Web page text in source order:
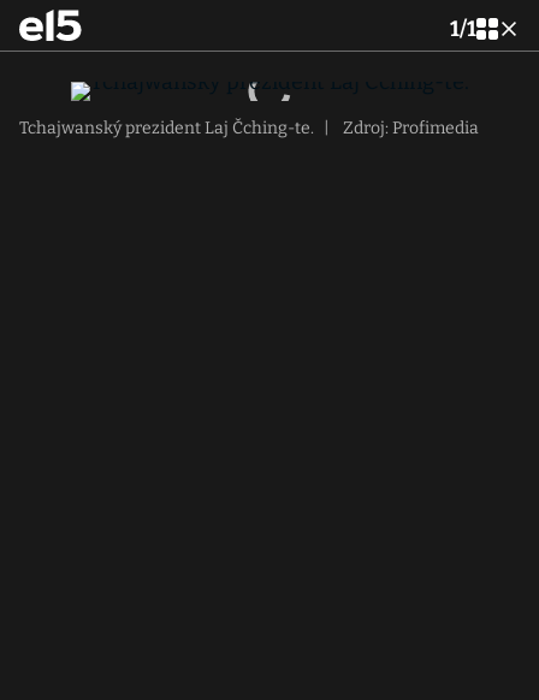
1/1
Tchajwanský prezident Laj Čching-te. Zdroj: Profimedia